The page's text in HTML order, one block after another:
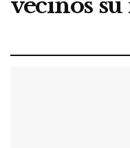
vecinos